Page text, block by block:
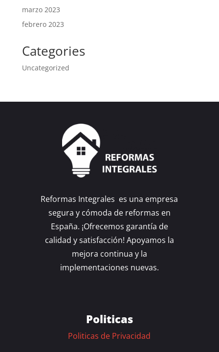
marzo 2023
febrero 2023
Categories
Uncategorized
Reformas Integrales es una empresa
segura y cómoda de reformas en
España. ¡Ofrecemos garantía de
calidad y satisfacción! Apoyamos la
mejora continua y la
implementaciones nuevas.
Politicas
Politicas de Privacidad